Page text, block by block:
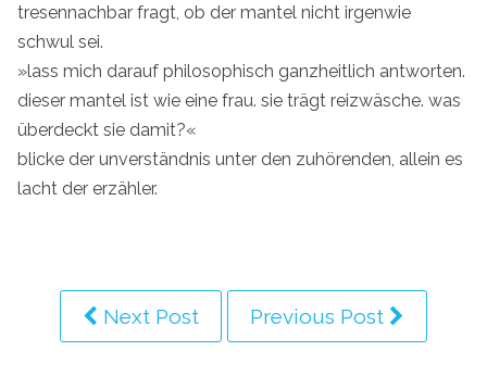
tresennachbar fragt, ob der mantel nicht irgenwie
schwul sei.
»lass mich darauf philosophisch ganzheitlich antworten.
dieser mantel ist wie eine frau. sie trägt reizwäsche. was
überdeckt sie damit?«
blicke der unverständnis unter den zuhörenden, allein es
lacht der erzähler.
Next Post Previous Post